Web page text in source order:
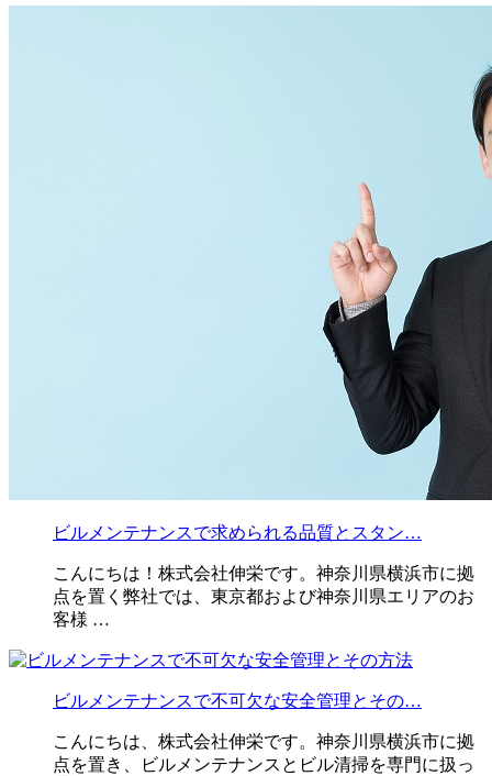
ビルメンテナンスで求められる品質とスタン…
こんにちは！株式会社伸栄です。神奈川県横浜市に拠
点を置く弊社では、東京都および神奈川県エリアのお
客様 …
ビルメンテナンスで不可欠な安全管理とその…
こんにちは、株式会社伸栄です。神奈川県横浜市に拠
点を置き、ビルメンテナンスとビル清掃を専門に扱っ